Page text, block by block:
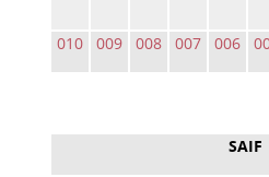
010 009 008 007 006
SAIF